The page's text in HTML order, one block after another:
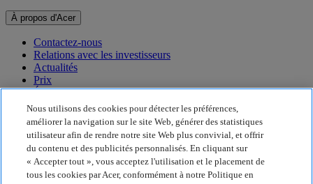
À propos d'Acer
Contactez-nous
Relations avec les investisseurs
Actualités
Prix
Événements
Développement durable
Développement durable
Responsabilité sociale de l'entreprise
Empreinte carbone du produit
Nous utilisons des cookies pour détecter les préférences,
améliorer la navigation sur le site Web, générer des statistiques
utilisateur afin de rendre notre site Web plus convivial, et offrir
du contenu et des publicités personnalisés. En cliquant sur
« Accepter tout », vous acceptez l'utilisation et le placement de
tous les cookies par Acer, conformément à notre Politique en